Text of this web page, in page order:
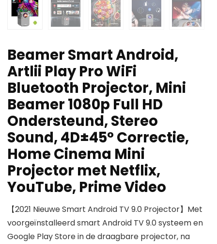
Beamer Smart Android,
Artlii Play Pro WiFi
Bluetooth Projector, Mini
Beamer 1080p Full HD
Ondersteund, Stereo
Sound, 4D±45° Correctie,
Home Cinema Mini
Projector met Netflix,
YouTube, Prime Video
【2021 Nieuwe Smart Android TV 9.0 Projector】Met
voorgeïnstalleerd smart Android TV 9.0 systeem en
Google Play Store in de draagbare projector, na